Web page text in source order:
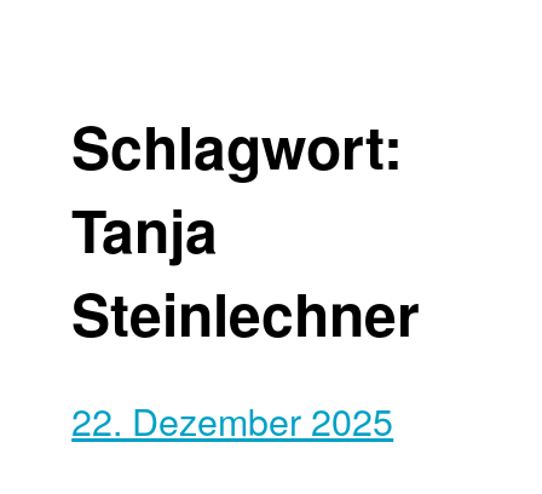
Schlagwort:
Tanja
Steinlechner
22. Dezember 2025